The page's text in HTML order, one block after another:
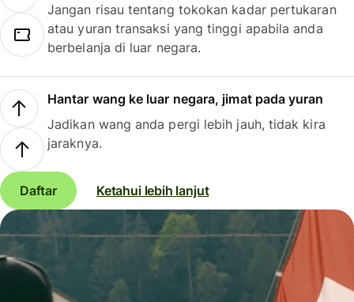
Jangan risau tentang tokokan kadar pertukaran
atau yuran transaksi yang tinggi apabila anda
berbelanja di luar negara.
Hantar wang ke luar negara, jimat pada yuran
Jadikan wang anda pergi lebih jauh, tidak kira
jaraknya.
Daftar Ketahui lebih lanjut